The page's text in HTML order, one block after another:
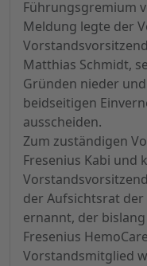
Führungsgremium
Meldung legte der
Matthias Schmidt,
Gründen nieder
beidseitigen
ausscheiden.
Zum zuständigen
Fresenius Kabi und
der Aufsichtsrat der
ernannt, der
Fresenius
Vorstandsmitglied